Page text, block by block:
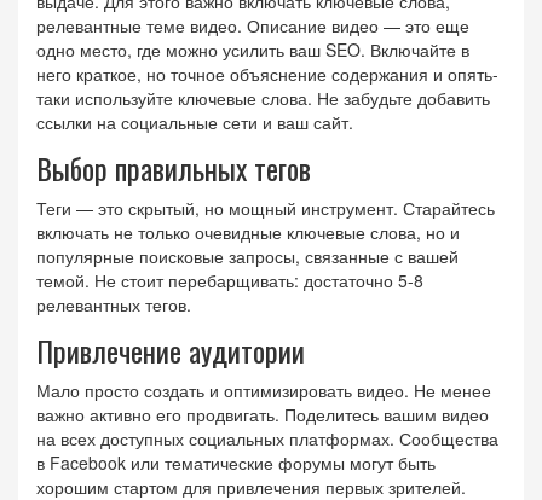
релевантные теме видео. Описание видео — это еще
одно место, где можно усилить ваш SEO. Включайте в
него краткое, но точное объяснение содержания и опять-
таки используйте ключевые слова. Не забудьте добавить
ссылки на социальные сети и ваш сайт.
Выбор правильных тегов
Теги — это скрытый, но мощный инструмент. Старайтесь
включать не только очевидные ключевые слова, но и
популярные поисковые запросы, связанные с вашей
темой. Не стоит перебарщивать: достаточно 5-8
релевантных тегов.
Привлечение аудитории
Мало просто создать и оптимизировать видео. Не менее
важно активно его продвигать. Поделитесь вашим видео
на всех доступных социальных платформах. Сообщества
в Facebook или тематические форумы могут быть
хорошим стартом для привлечения первых зрителей.